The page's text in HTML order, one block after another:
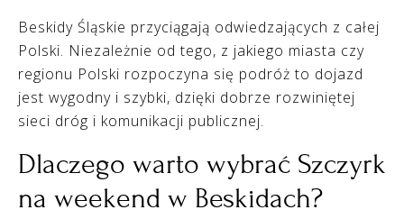
Beskidy Śląskie przyciągają odwiedzających z całej
Polski. Niezależnie od tego, z jakiego miasta czy
regionu Polski rozpoczyna się podróż to dojazd
jest wygodny i szybki, dzięki dobrze rozwiniętej
sieci dróg i komunikacji publicznej.
Dlaczego warto wybrać Szczyrk
na weekend w Beskidach?